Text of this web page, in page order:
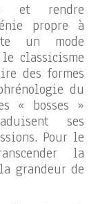
et rendre
propre à
un mode
classicisme
des formes
du
« bosses »
ses
Pour le
la
grandeur de